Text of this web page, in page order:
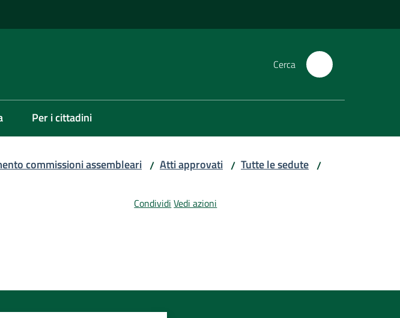
Cerca
Per i cittadini
commissioni assembleari / Atti approvati / Tutte le sedute /
Condividi Vedi azioni